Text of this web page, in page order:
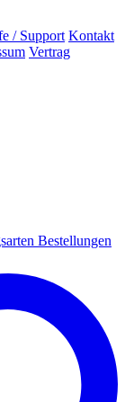
/ Support Kontakt
Vertrag
Bestellungen